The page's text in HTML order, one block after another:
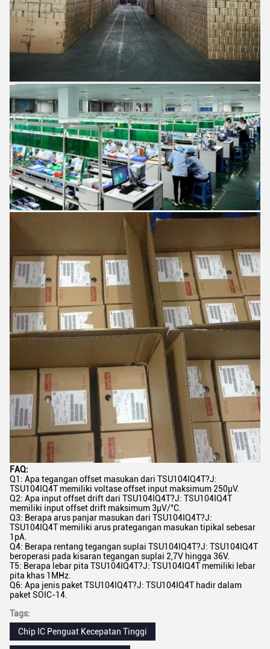
FAQ:
Q1: Apa tegangan offset masukan dari TSU104IQ4T?J:
TSU104IQ4T memiliki voltase offset input maksimum 250µV.
Q2: Apa input offset drift dari TSU104IQ4T?J: TSU104IQ4T
memiliki input offset drift maksimum 3µV/°C.
Q3: Berapa arus panjar masukan dari TSU104IQ4T?J:
TSU104IQ4T memiliki arus prategangan masukan tipikal sebesar
1pA.
Q4: Berapa rentang tegangan suplai TSU104IQ4T?J: TSU104IQ4T
beroperasi pada kisaran tegangan suplai 2,7V hingga 36V.
T5: Berapa lebar pita TSU104IQ4T?J: TSU104IQ4T memiliki lebar
pita khas 1MHz.
Q6: Apa jenis paket TSU104IQ4T?J: TSU104IQ4T hadir dalam
paket SOIC-14.
Tags:
Chip IC Penguat Kecepatan Tinggi